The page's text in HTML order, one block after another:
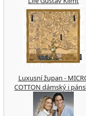
Luxusní župan -
COTTON dámský i